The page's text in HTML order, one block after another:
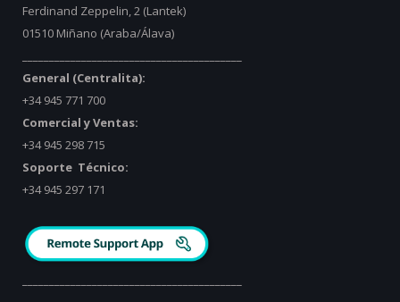
Ferdinand Zeppelin, 2 (Lantek)
01510 Miñano (Araba/Álava)
General (Centralita):
+34 945 771 700
Comercial y Ventas:
+34 945 298 715
Soporte Técnico:
+34 945 297 171